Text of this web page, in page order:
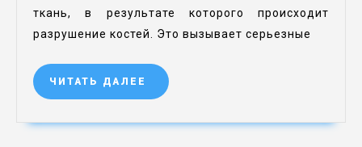
ткань, в результате которого происходит
разрушение костей. Это вызывает серьезные
ЧИТАТЬ ДАЛЕЕ